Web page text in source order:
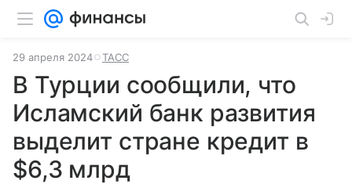
29 апреля 2024 ТАСС
В Турции сообщили, что
Исламский банк развития
выделит стране кредит в
$6,3 млрд